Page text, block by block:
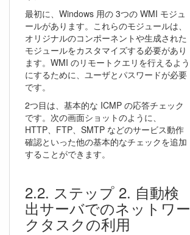
最初に、Windows 用の 3つの WMI モジュ
ールがあります。これらのモジュールは、
オリジナルのコンポーネントや生成された
モジュールをカスタマイズする必要があり
ます。WMI のリモートクエリを行えるよう
にするために、ユーザとパスワードが必要
です。
2つ目は、基本的な ICMP の応答チェック
です。次の画面ショットのように、
HTTP、FTP、SMTP などのサービス動作
確認といった他の基本的なチェックを追加
することができます。
ステップ 2. 自動検
出サーバでのネットワー
クタスクの利用